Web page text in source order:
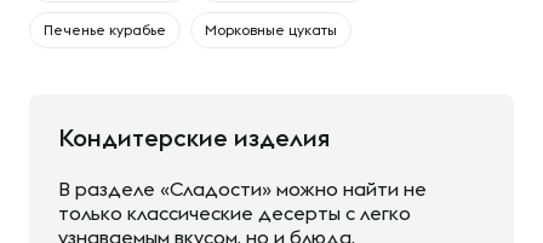
Печенье курабье Морковные цукаты
Кондитерские изделия
В разделе «Сладости» можно найти не
только классические десерты с легко
узнаваемым вкусом, но и блюда,